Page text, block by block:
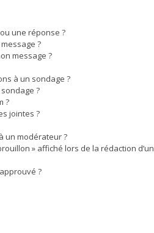
une réponse ?
?
message ?
à un sondage ?
?
?
jointes ?
un modérateur ?
» affiché lors de la rédaction d’un
?